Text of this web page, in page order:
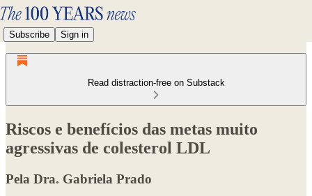
Subscribe Sign in
Read distraction-free on Substack
Riscos e benefícios das metas muito
agressivas de colesterol LDL
Pela Dra. Gabriela Prado